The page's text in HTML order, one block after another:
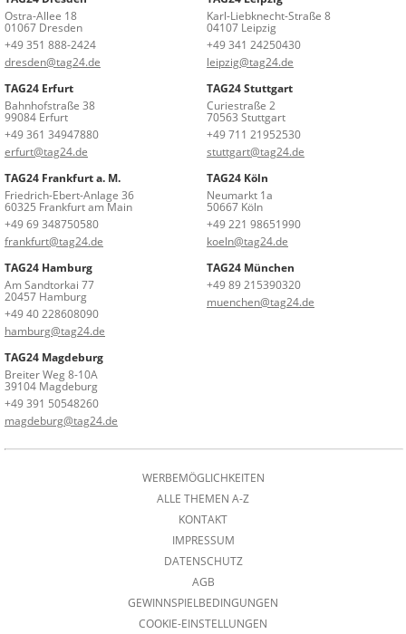
Ostra-Allee 18
01067 Dresden
+49 351 888-2424
dresden@tag24.de
Karl-Liebknecht-Straße 8
04107 Leipzig
+49 341 24250430
leipzig@tag24.de
TAG24 Erfurt
Bahnhofstraße 38
99084 Erfurt
+49 361 34947880
erfurt@tag24.de
TAG24 Stuttgart
Curiestraße 2
70563 Stuttgart
+49 711 21952530
stuttgart@tag24.de
TAG24 Frankfurt a. M.
Friedrich-Ebert-Anlage 36
60325 Frankfurt am Main
+49 69 348750580
frankfurt@tag24.de
TAG24 Köln
Neumarkt 1a
50667 Köln
+49 221 98651990
koeln@tag24.de
TAG24 Hamburg
Am Sandtorkai 77
20457 Hamburg
+49 40 228608090
hamburg@tag24.de
TAG24 München
+49 89 215390320
muenchen@tag24.de
TAG24 Magdeburg
Breiter Weg 8-10A
39104 Magdeburg
+49 391 50548260
magdeburg@tag24.de
WERBEMÖGLICHKEITEN
ALLE THEMEN A-Z
KONTAKT
IMPRESSUM
DATENSCHUTZ
AGB
GEWINNSPIELBEDINGUNGEN
COOKIE-EINSTELLUNGEN